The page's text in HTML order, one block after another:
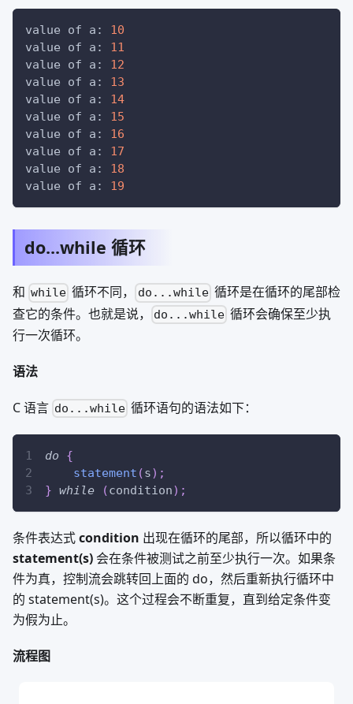
value of a: 10
value of a: 11
value of a: 12
value of a: 13
value of a: 14
value of a: 15
value of a: 16
value of a: 17
value of a: 18
value of a: 19
do...while 循环
和 while 循环不同， do...while 循环是在循环的尾部检
查它的条件。也就是说，
do...while 循环会确保至少执
行一次循环。
语法
C 语言 do...while 循环语句的语法如下：
do
{
statement (s) ;
} while (condition) ;
条件表达式condition 出现在循环的尾部，所以循环中的
statement(s) 会在条件被测试之前至少执行一次。如果条
件为真，控制流会跳转回上面的 do，然后重新执行循环中
的 statement(s)。这个过程会不断重复，直到给定条件变
为假为止。
流程图